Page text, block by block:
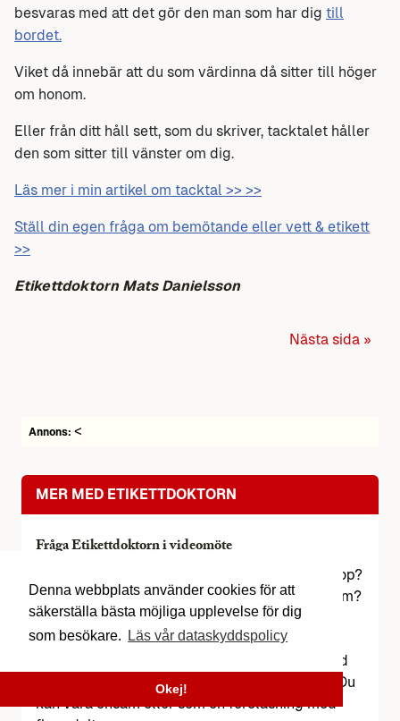
Denna webbplats använder cookies för att
säkerställa bästa möjliga upplevelse för dig
som besökare.
Läs vår dataskyddspolicy
Okej!
besvaras med att det gör den man som har dig till
bordet.
Viket då innebär att du som värdinna då sitter till höger
om honom.
Eller från ditt håll sett, som du skriver, tacktalet håller
den som sitter till vänster om dig.
Läs mer i min artikel om tacktal >> >>
Ställ din egen fråga om bemötande eller vett & etikett
>>
Etikettdoktorn Mats Danielsson
Nästa sida »
Annons: <
MER MED ETIKETTDOKTORN
Fråga Etikettdoktorn i videomöte
Ska du på Bröllop? Gifta dig? Konfirmation? Dop?
Personalfest? Välja kläder? Hålla tal? Jubileum?
Begravning med mera?
Vi en digital privat föreläsning/frågestund med
Mats Danielsson får du i ett videomöte råden. Du
kan vara ensam eller som en föreläsning med